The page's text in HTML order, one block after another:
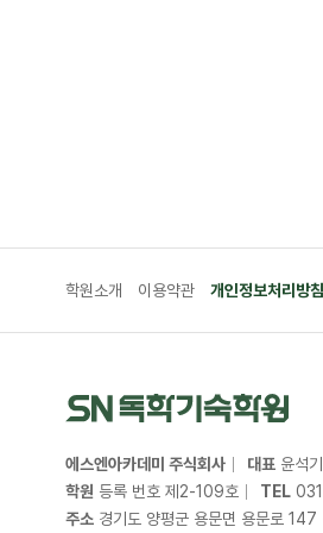
학원소개 이용약관 개인정보처리방침
에스엔아카데미 주식회사 대표 윤석기
학원 등록 번호 제2-109호 TEL 031
주소 경기도 양평군 용문면 용문로